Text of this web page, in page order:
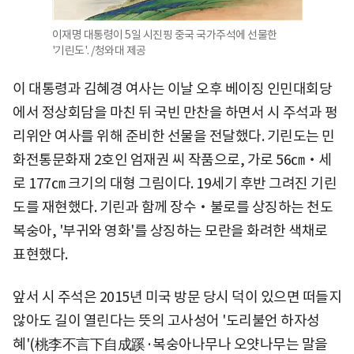
이재명 대통령이 5일 시진핑 중국 국가주석에 선물한
'기린도'. /청와대 제공
이 대통령과 김혜경 여사는 이날 오후 베이징 인민대회당
에서 정상회담을 마친 뒤 국빈 만찬을 하면서 시 주석과 펑
리위안 여사를 위해 준비한 선물을 전달했다. 기린도는 민
화전통문화재 2호인 엄재권 씨 작품으로, 가로 56㎝‧세
로 177㎝ 크기의 대형 그림이다. 19세기 후반 그려진 기린
도를 재현했다. 기린과 함께 장수‧불로를 상징하는 천도
복숭아, '부귀와 영화'를 상징하는 모란을 화려한 색채로
표현했다.
앞서 시 주석은 2015년 미국 방문 당시 덕이 있으면 떠들지
않아도 길이 열린다는 뜻의 고사성어 '도리불언 하자성
혜'(桃李不言下自成蹊·복숭아나무나 오얏나무는 말을